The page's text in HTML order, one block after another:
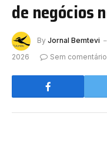
de negócios
By Jornal Bemtevi
2026
Sem